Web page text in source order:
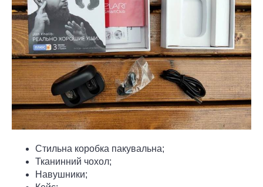
Стильна коробка пакувальна;
Тканинний чохол;
Навушники;